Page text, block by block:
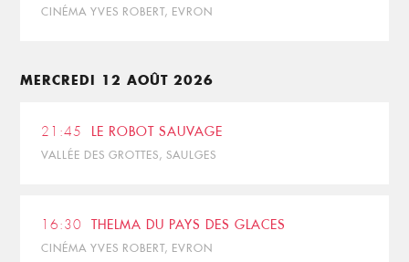
CINÉMA YVES ROBERT, EVRON
MERCREDI 12 AOÛT 2026
21:45 LE ROBOT SAUVAGE
VALLÉE DES GROTTES, SAULGES
16:30 THELMA DU PAYS DES GLACES
CINÉMA YVES ROBERT, EVRON